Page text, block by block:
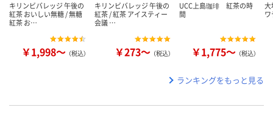
キリンビバレッジ 午後の
紅茶 おいしい無糖 / 無糖
紅茶 お…
￥1,998～ （税込）
キリンビバレッジ 午後の
紅茶 / 紅茶 アイスティー
会議 …
￥273～ （税込）
UCC上島珈琲 紅茶の時
間
￥1,775～ （税込）
大
ランキングをもっと見る